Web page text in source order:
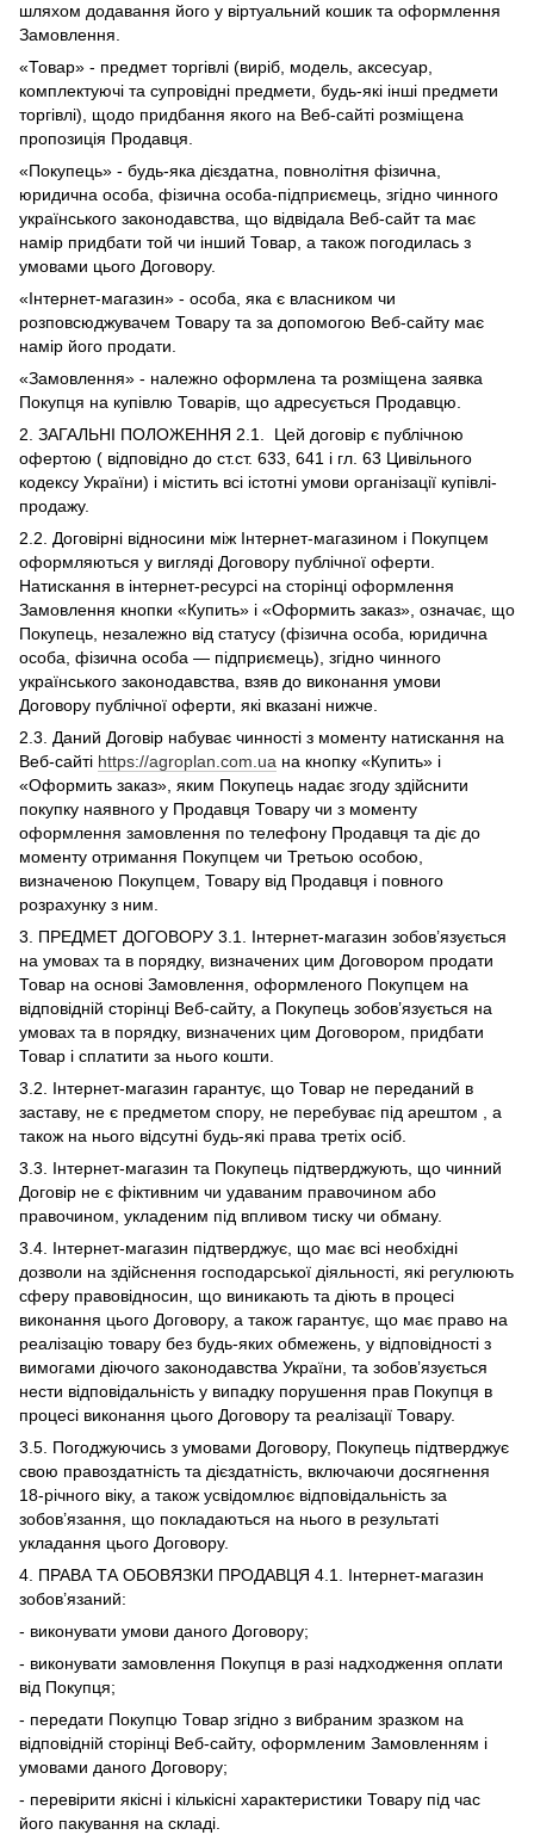
шляхом додавання його у віртуальний кошик та оформлення
Замовлення.
«Товар» - предмет торгівлі (виріб, модель, аксесуар,
комплектуючі та супровідні предмети, будь-які інші предмети
торгівлі), щодо придбання якого на Веб-сайті розміщена
пропозиція Продавця.
«Покупець» - будь-яка дієздатна, повнолітня фізична,
юридична особа, фізична особа-підприємець, згідно чинного
українського законодавства, що відвідала Веб-сайт та має
намір придбати той чи інший Товар, а також погодилась з
умовами цього Договору.
«Інтернет-магазин» - особа, яка є власником чи
розповсюджувачем Товару та за допомогою Веб-сайту має
намір його продати.
«Замовлення» - належно оформлена та розміщена заявка
Покупця на купівлю Товарів, що адресується Продавцю.
2. ЗАГАЛЬНІ ПОЛОЖЕННЯ 2.1. Цей договір є публічною
офертою ( відповідно до ст.ст. 633, 641 і гл. 63 Цивільного
кодексу України) і містить всі істотні умови організації купівлі-
продажу.
2.2. Договірні відносини між Інтернет-магазином і Покупцем
оформляються у вигляді Договору публічної оферти.
Натискання в інтернет-ресурсі на сторінці оформлення
Замовлення кнопки «Купить» і «Оформить заказ», означає, що
Покупець, незалежно від статусу (фізична особа, юридична
особа, фізична особа — підприємець), згідно чинного
українського законодавства, взяв до виконання умови
Договору публічної оферти, які вказані нижче.
2.3. Даний Договір набуває чинності з моменту натискання на
Веб-сайті https://agroplan.com.ua на кнопку «Купить» і
«Оформить заказ», яким Покупець надає згоду здійснити
покупку наявного у Продавця Товару чи з моменту
оформлення замовлення по телефону Продавця та діє до
моменту отримання Покупцем чи Третьою особою,
визначеною Покупцем, Товару від Продавця і повного
розрахунку з ним.
3. ПРЕДМЕТ ДОГОВОРУ 3.1. Інтернет-магазин зобов’язується
на умовах та в порядку, визначених цим Договором продати
Товар на основі Замовлення, оформленого Покупцем на
відповідній сторінці Веб-сайту, а Покупець зобов’язується на
умовах та в порядку, визначених цим Договором, придбати
Товар і сплатити за нього кошти.
3.2. Інтернет-магазин гарантує, що Товар не переданий в
заставу, не є предметом спору, не перебуває під арештом , а
також на нього відсутні будь-які права третіх осіб.
3.3. Інтернет-магазин та Покупець підтверджують, що чинний
Договір не є фіктивним чи удаваним правочином або
правочином, укладеним під впливом тиску чи обману.
3.4. Інтернет-магазин підтверджує, що має всі необхідні
дозволи на здійснення господарської діяльності, які регулюють
сферу правовідносин, що виникають та діють в процесі
виконання цього Договору, а також гарантує, що має право на
реалізацію товару без будь-яких обмежень, у відповідності з
вимогами діючого законодавства України, та зобов’язується
нести відповідальність у випадку порушення прав Покупця в
процесі виконання цього Договору та реалізації Товару.
3.5. Погоджуючись з умовами Договору, Покупець підтверджує
свою правоздатність та дієздатність, включаючи досягнення
18-річного віку, а також усвідомлює відповідальність за
зобов’язання, що покладаються на нього в результаті
укладання цього Договору.
4. ПРАВА ТА ОБОВЯЗКИ ПРОДАВЦЯ 4.1. Інтернет-магазин
зобов’язаний:
- виконувати умови даного Договору;
- виконувати замовлення Покупця в разі надходження оплати
від Покупця;
- передати Покупцю Товар згідно з вибраним зразком на
відповідній сторінці Веб-сайту, оформленим Замовленням і
умовами даного Договору;
- перевірити якісні і кількісні характеристики Товару під час
його пакування на складі.